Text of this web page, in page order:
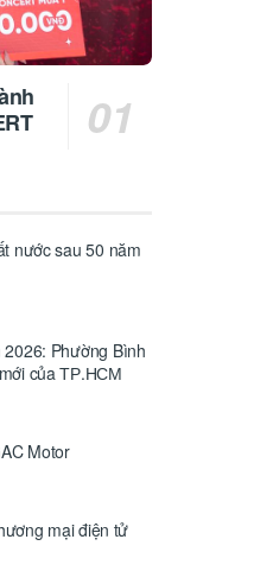
nước sau 50 năm
Phường Bình
của ТР.НСМ
Motor
mại điện tử